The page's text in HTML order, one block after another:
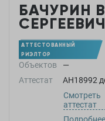
БАЧУРИН
СЕРГЕЕВИЧ
АТТЕСТОВАННЫЙ
РИЭЛТОР
Объектов
—
Аттестат
АН18992
Смотреть
аттестат